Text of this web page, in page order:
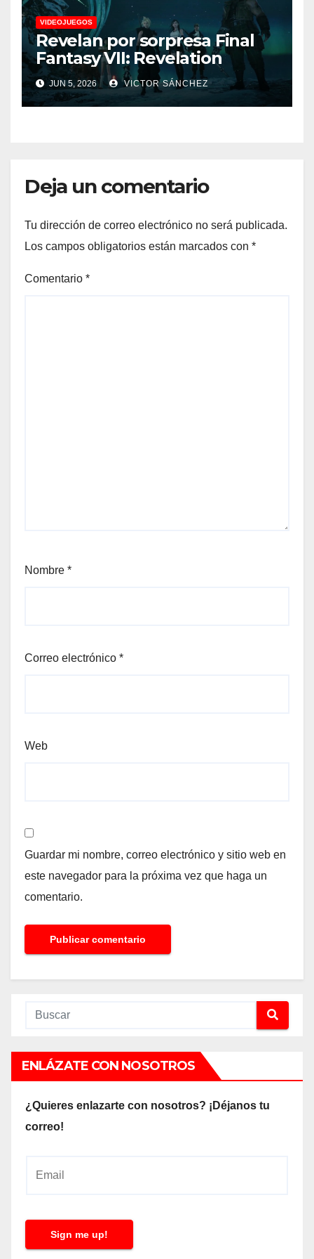
VIDEOJUEGOS
Revelan por sorpresa Final
Fantasy VII: Revelation
JUN 5, 2026 VICTOR SÁNCHEZ
Deja un comentario
Tu dirección de correo electrónico no será publicada.
Los campos obligatorios están marcados con *
Comentario *
Nombre *
Correo electrónico *
Web
Guardar mi nombre, correo electrónico y sitio web en
este navegador para la próxima vez que haga un
comentario.
ENLÁZATE CON NOSOTROS
¿Quieres enlazarte con nosotros? ¡Déjanos tu
correo!
l
Sign me up!